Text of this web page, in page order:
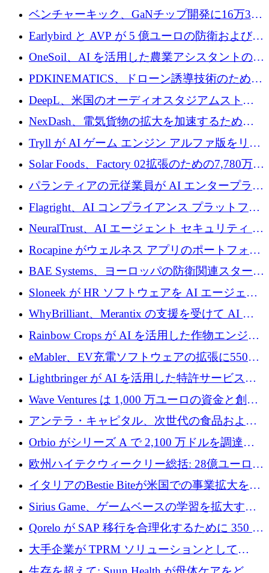
万ドルを獲得
ベンチャーキック、GaNチップ開発に16万3千
ユーロでMinisaを支援
Earlybird と AVP が 5 億ユーロの防衛および二
重用途の成長基金である E2D を立ち上げる
OneSoil、AI を活用した農業アシスタントの拡
大に​​ 100 万ユーロを確保
PDKINEMATICS、ドローン誘導技術のために
200 万ユーロを調達
DeepL、米国のオーディオスタジアムストリ
ーミング事業Mixhaloを買収
NexDash、電気貨物の拡大を加速するために
EIT Urban Mobilityから250万ユーロを確保
Tryll が AI ゲーム エンジン アルファ版をリリ
ースし、60 万ドルのプレシード資金を確保
Solar Foods、Factory 02拡張のための7,780万ユ
ーロの資金調達パッケージを獲得
パランティアの元従業員が AI エンタープライ
ズ スタートアップの Conduct に 6,000 万ドル
を調達
Flagright、AI コンプライアンス プラットフォ
ームを拡張するためにシリーズ A で 1,250 万
ドルを確保
NeuralTrust、AI エージェント セキュリティ プ
ラットフォームの拡張に 2,000 万ドルを調達
Rocapine がウェルネス アプリのポートフォリ
オを拡大するためにシリーズ A で 1,300 万ド
ルを調達
BAE Systems、ヨーロッパの防衛関連スタート
アップの規模拡大を支援するために 5,000 万
ユーロの支援を開始
Sloneek が HR ソフトウェアを AI エージェン
トに変えるために 600 万ドルを調達
WhyBrilliant、Merantix の支援を受けて AI 求
人マッチングを拡大するために 100 万ユーロ
Rainbow Crops が AI を活用した作物エンジニ
アリングを拡張するために 970 万ユーロを調
eMabler、EV充電ソフトウェアの拡張に550万
ユーロを確保
Lightbringer が AI を活用した特許サービスを
拡大するために 1,000 万ドルを調達
Wave Ventures は 1,000 万ユーロの資金と創設
者補助金で 10 周年を迎える
アンテラ・キャピタル、次世代の食品および
アグリテクノロジーのイノベーションを支援
するファンド III の初回クローズ額が 1 億ドル
に到達
Orbio がシリーズ A で 2,100 万ドルを調達、
AI 労働力管理を世界の最前線の労働者に提供
欧州ハイテクウィークリー総括: 28億ユーロの
取引と5月のハイライト
イタリアのBestie Biteが米国での事業拡大を加
速するために150万ユーロを調達
Sirius Game、ゲームベースの学習を拡大する
ために 130 万ユーロの資金調達を完了
Qorelo が SAP 移行を合理化するために 350 万
ドルを調達
大手企業が TPRM ソリューションとして
Vanta を選択する理由